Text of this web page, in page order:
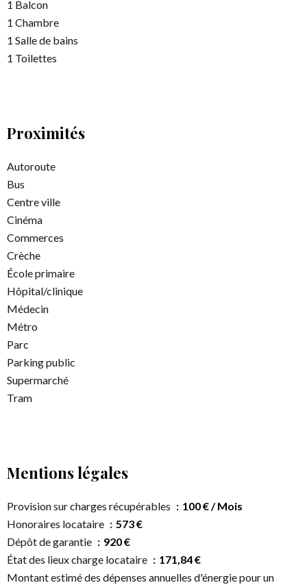
1 Balcon
1 Chambre
1 Salle de bains
1 Toilettes
Proximités
Autoroute
Bus
Centre ville
Cinéma
Commerces
Crèche
École primaire
Hôpital/clinique
Médecin
Métro
Parc
Parking public
Supermarché
Tram
Mentions légales
Provision sur charges récupérables
100 € / Mois
Honoraires locataire
573 €
Dépôt de garantie
920 €
État des lieux charge locataire
171,84 €
Montant estimé des dépenses annuelles d'énergie pour un